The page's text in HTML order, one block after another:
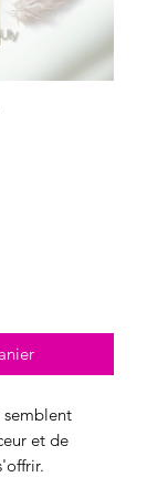
semblent
et de